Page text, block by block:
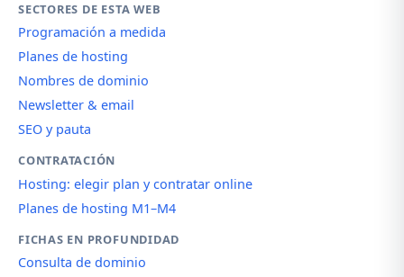
SECTORES DE ESTA WEB
Programación a medida
Planes de hosting
Nombres de dominio
Newsletter & email
SEO y pauta
CONTRATACIÓN
Hosting: elegir plan y contratar online
Planes de hosting M1–M4
FICHAS EN PROFUNDIDAD
Consulta de dominio